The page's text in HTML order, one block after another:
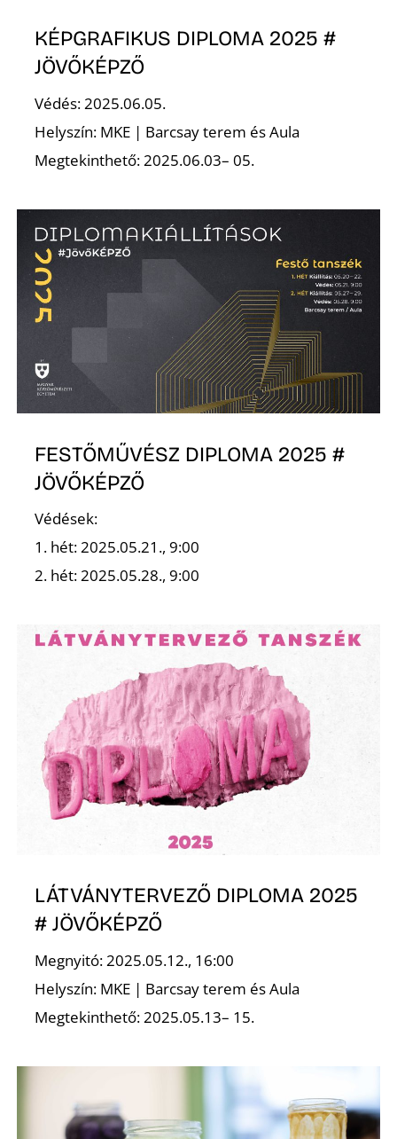
KÉPGRAFIKUS DIPLOMA 2025 #
JÖVŐKÉPZŐ
Védés: 2025.06.05.
Helyszín: MKE | Barcsay terem és Aula
Megtekinthető: 2025.06.03– 05.
FESTŐMŰVÉSZ DIPLOMA 2025 #
JÖVŐKÉPZŐ
Védések:
1. hét: 2025.05.21., 9:00
2. hét: 2025.05.28., 9:00
LÁTVÁNYTERVEZŐ DIPLOMA 2025
# JÖVŐKÉPZŐ
Megnyitó: 2025.05.12., 16:00
Helyszín: MKE | Barcsay terem és Aula
Megtekinthető: 2025.05.13– 15.